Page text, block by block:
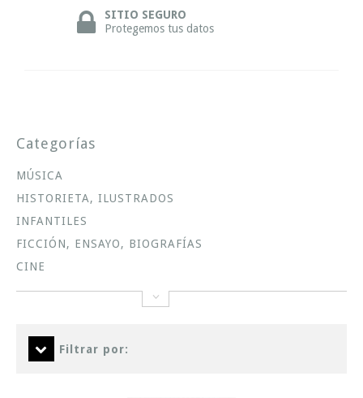
SITIO SEGURO
Protegemos tus datos
Categorías
MÚSICA
HISTORIETA, ILUSTRADOS
INFANTILES
FICCIÓN, ENSAYO, BIOGRAFÍAS
CINE
Filtrar por: